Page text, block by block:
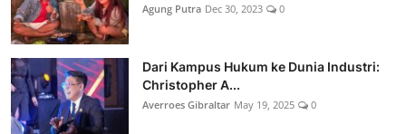
Agung Putra Dec 30, 2023 0
Dari Kampus Hukum ke Dunia Industri:
Christopher A...
Averroes Gibraltar May 19, 2025 0